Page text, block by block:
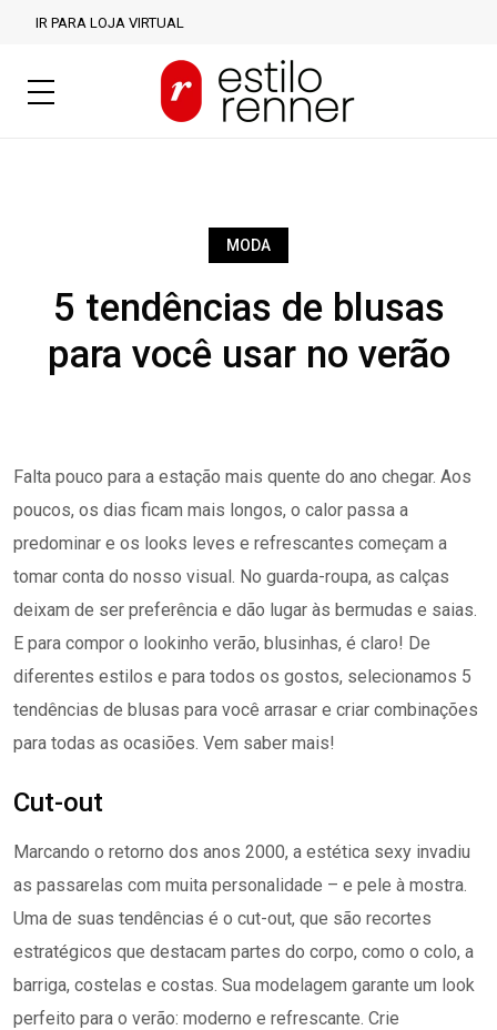
IR PARA LOJA VIRTUAL
MODA
5 tendências de blusas
para você usar no verão
Falta pouco para a estação mais quente do ano chegar. Aos
poucos, os dias ficam mais longos, o calor passa a
predominar e os looks leves e refrescantes começam a
tomar conta do nosso visual. No guarda-roupa, as calças
deixam de ser preferência e dão lugar às bermudas e saias.
E para compor o lookinho verão, blusinhas, é claro! De
diferentes estilos e para todos os gostos, selecionamos 5
tendências de blusas para você arrasar e criar combinações
para todas as ocasiões. Vem saber mais!
Cut-out
Marcando o retorno dos anos 2000, a estética sexy invadiu
as passarelas com muita personalidade – e pele à mostra.
Uma de suas tendências é o cut-out, que são recortes
estratégicos que destacam partes do corpo, como o colo, a
barriga, costelas e costas. Sua modelagem garante um look
perfeito para o verão: moderno e refrescante. Crie